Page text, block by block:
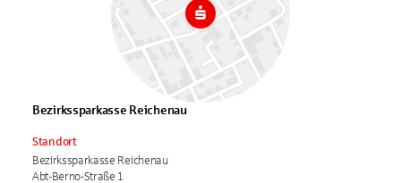
Bezirkssparkasse Reichenau
Standort
Bezirkssparkasse Reichenau
Abt-Berno-Straße 1